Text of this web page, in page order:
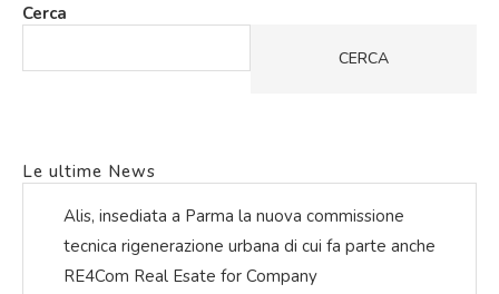
Cerca
CERCA
Le ultime News
Alis, insediata a Parma la nuova commissione
tecnica rigenerazione urbana di cui fa parte anche
RE4Com Real Esate for Company